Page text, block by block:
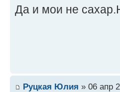
Да и мои не
Руцкая Юлия » 06 апр